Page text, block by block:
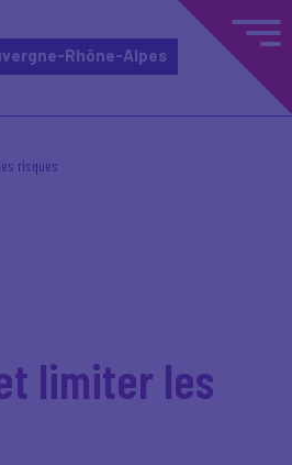
Rhône-Alpes
risques
limiter les